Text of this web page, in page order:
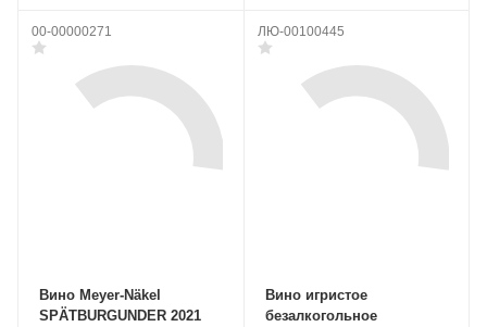
00-00000271
Вино Meyer-Näkel
SPÄTBURGUNDER 2021
ЛЮ-00100445
Вино игристое
безалкогольное